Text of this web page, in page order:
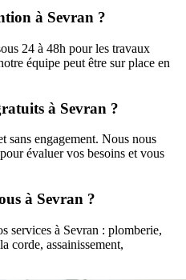
à Sevran ?
24 à 48h pour les travaux
équipe peut être sur place en
à Sevran ?
sans engagement. Nous nous
pour évaluer vos besoins et vous
à Sevran ?
services à Sevran : plomberie,
corde, assainissement,